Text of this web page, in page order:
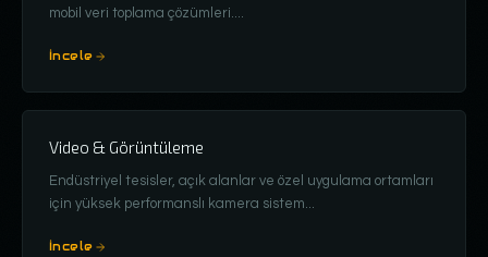
mobil veri toplama çözümleri....
İncele
Video & Görüntüleme
Endüstriyel tesisler, açık alanlar ve özel uygulama ortamları
için yüksek performanslı kamera sistem...
İncele